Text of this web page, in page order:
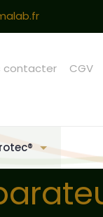
contacter CGV